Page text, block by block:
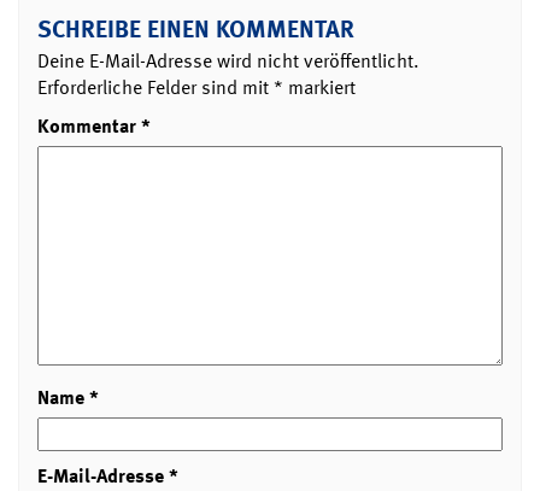
SCHREIBE EINEN KOMMENTAR
Deine E-Mail-Adresse wird nicht veröffentlicht.
Erforderliche Felder sind mit * markiert
Kommentar*
Name*
E-Mail-Adresse*